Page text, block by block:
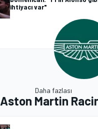
ihtiyacı var"
Daha fazlası
Aston Martin